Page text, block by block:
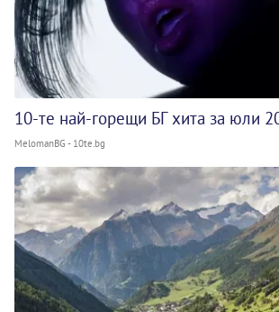
10-те най-горещи БГ хита за юли
MelomanBG - 10te.bg